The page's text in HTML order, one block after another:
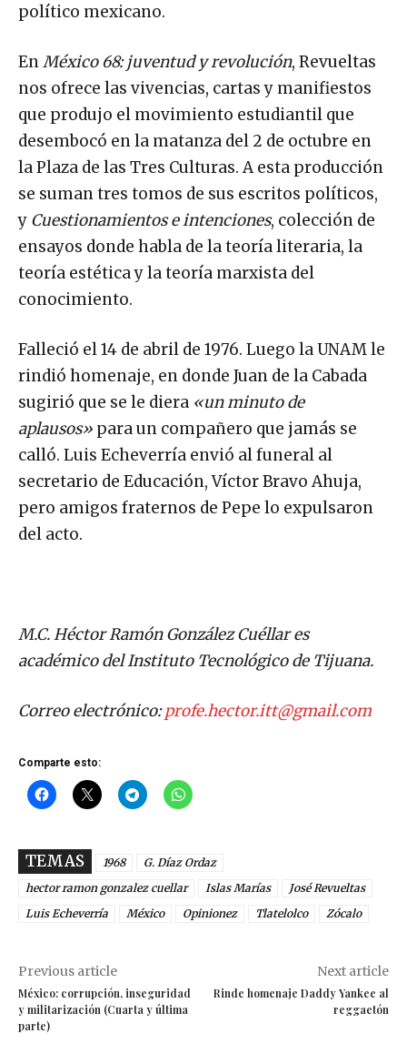
político mexicano.
EnMéxico 68: juventud y revolución, Revueltas
nos ofrece las vivencias, cartas y manifiestos
que produjo el movimiento estudiantil que
desembocó en la matanza del 2 de octubre en
la Plaza de las Tres Culturas. A esta producción
se suman tres tomos de sus escritos políticos,
y Cuestionamientos e intenciones, colección de
ensayos donde habla de la teoría literaria, la
teoría estética y la teoría marxista del
conocimiento.
Falleció el 14 de abril de 1976. Luego la UNAM le
rindió homenaje, en donde Juan de la Cabada
sugirió que se le diera «un minuto de
aplausos» para un compañero que jamás se
calló. Luis Echeverría envió al funeral al
secretario de Educación, Víctor Bravo Ahuja,
pero amigos fraternos de Pepe lo expulsaron
del acto.
M.C. Héctor Ramón González Cuéllar es
académico del Instituto Tecnológico de Tijuana.
Correo electrónico:profe.hector.itt@gmail.com
Comparte esto:
TEMAS 1968
G. Díaz Ordaz
hector ramon gonzalez cuellar
Islas Marías
José Revueltas
Luis Echeverría
México Opinionez Tlatelolco Zócalo
Previous article
México: corrupción, inseguridad
y militarización (Cuarta y última
parte)
Next article
Rinde homenaje Daddy Yankee al
reggaetón